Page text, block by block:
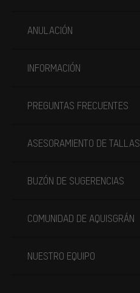
ANULACIÓN
INFORMACIÓN
PREGUNTAS FRECUENTES
ASESORAMIENTO DE TALLAS
BUZÓN DE SUGERENCIAS
COMUNIDAD DE AQUISGRÁN
NUESTRO EQUIPO